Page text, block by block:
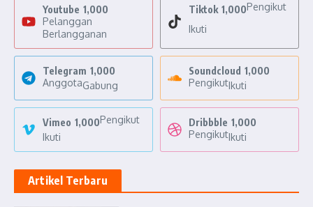
Youtube 1,000
Pelanggan
Berlangganan
Tiktok 1,000Pengikut
Ikuti
Telegram 1,000
AnggotaGabung
Soundcloud 1,000
PengikutIkuti
Vimeo 1,000Pengikut
Ikuti
Dribbble 1,000
PengikutIkuti
Artikel Terbaru